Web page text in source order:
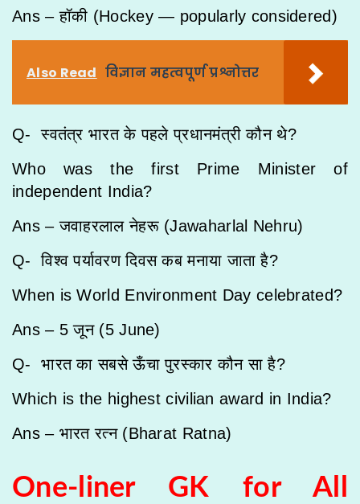
Ans – हॉकी (Hockey — popularly considered)
Also Read विज्ञान महत्वपूर्ण प्रश्नोत्तर
Q- स्वतंत्र भारत के पहले प्रधानमंत्री कौन थे?
Who was the first Prime Minister of
independent India?
Ans – जवाहरलाल नेहरू (Jawaharlal Nehru)
Q- विश्व पर्यावरण दिवस कब मनाया जाता है?
When is World Environment Day celebrated?
Ans – 5 जून (5 June)
Q- भारत का सबसे ऊँचा पुरस्कार कौन सा है?
Which is the highest civilian award in India?
Ans – भारत रत्न (Bharat Ratna)
One-liner GK for All